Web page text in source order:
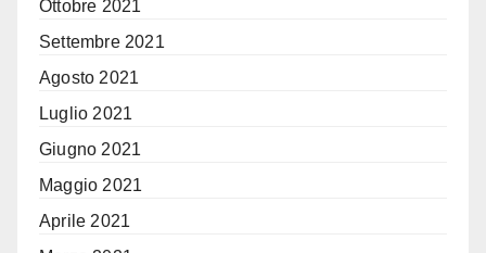
Ottobre 2021
Settembre 2021
Agosto 2021
Luglio 2021
Giugno 2021
Maggio 2021
Aprile 2021